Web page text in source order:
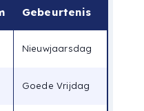
Gebeurtenis
Nieuwjaarsdag
Goede Vrijdag